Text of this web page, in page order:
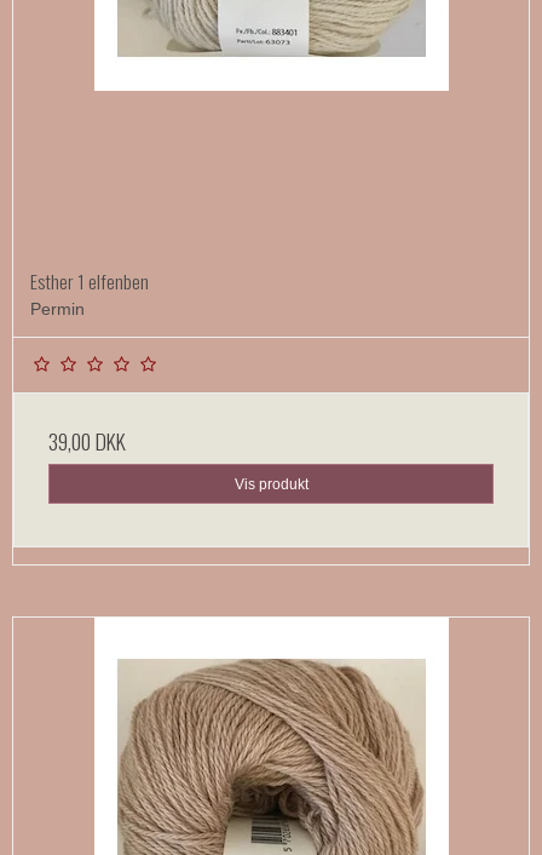
Esther 1 elfenben
Permin
39,00 DKK
Vis produkt